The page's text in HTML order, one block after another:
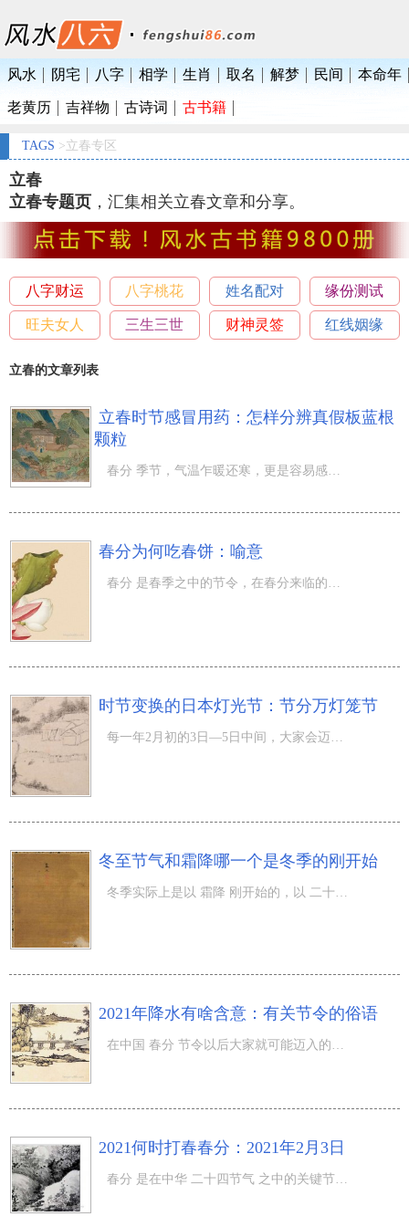
风水 阴宅 八字 相学 生肖 取名 解梦 民间 本命年
老黄历 吉祥物 古诗词 古书籍
TAGS >立春专区
立春
立春专题页 ，汇集相关立春文章和分享。
八字财运 八字桃花 姓名配对 缘份测试
旺夫女人 三生三世 财神灵签 红线姻缘
立春的文章列表
立春时节感冒用药：怎样分辨真假板蓝根
颗粒
春分 季节，气温乍暖还寒，更是容易感冒的情况下，而说到发烧感冒时常见的药，很多人都是会想起板蓝根冲剂
春分为何吃春饼：喻意
春分 是春季之中的节令，在春分来临的情况下，会出现许多 的风俗习惯，而吃春饼也是在其中之一，但有些人也
时节变换的日本灯光节：节分万灯笼节
冬至节气和霜降哪一个是冬季的刚开始
2021年降水有啥含意：有关节令的俗语
2021何时打春春分：2021年2月3日
春分 是在中华 二十四节气 之中的关键节令，而立春节气所意味着的便是春季即将来临，那麼2021何时打春春分